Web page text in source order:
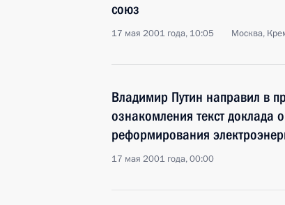
союз
17 мая 2001 года, 10:05 Москва,
Владимир Путин направил в
ознакомления текст доклада
реформирования
17 мая 2001 года, 00:00